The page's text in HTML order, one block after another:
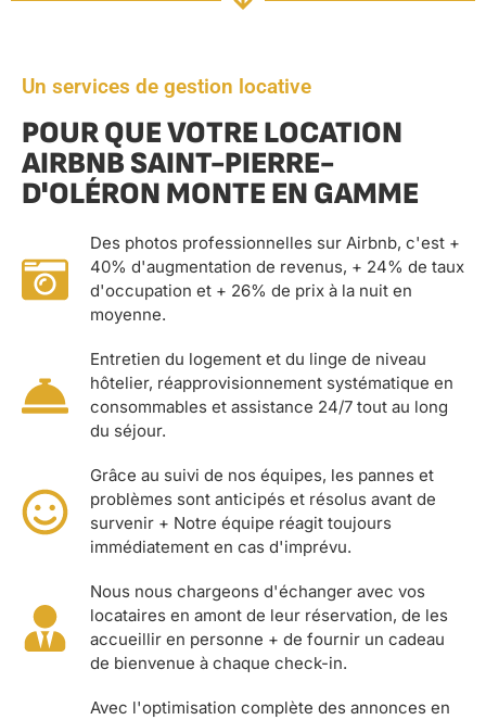
Un services de gestion locative
POUR QUE VOTRE LOCATION
AIRBNB SAINT-PIERRE-
D'OLÉRON MONTE EN GAMME
Des photos professionnelles sur Airbnb, c'est +
40% d'augmentation de revenus, + 24% de taux
d'occupation et + 26% de prix à la nuit en
moyenne.
Entretien du logement et du linge de niveau
hôtelier, réapprovisionnement systématique en
consommables et assistance 24/7 tout au long
du séjour.
Grâce au suivi de nos équipes, les pannes et
problèmes sont anticipés et résolus avant de
survenir + Notre équipe réagit toujours
immédiatement en cas d'imprévu.
Nous nous chargeons d'échanger avec vos
locataires en amont de leur réservation, de les
accueillir en personne + de fournir un cadeau
de bienvenue à chaque check-in.
Avec l'optimisation complète des annonces en